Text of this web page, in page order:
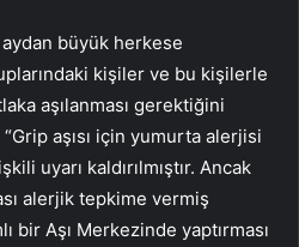
aydan büyük herkese
kişiler ve bu kişilerle
aşılanması gerektiğini
aşısı için yumurta alerjisi
uyarı kaldırılmıştır. Ancak
alerjik tepkime vermiş
bir Aşı Merkezinde yaptırması